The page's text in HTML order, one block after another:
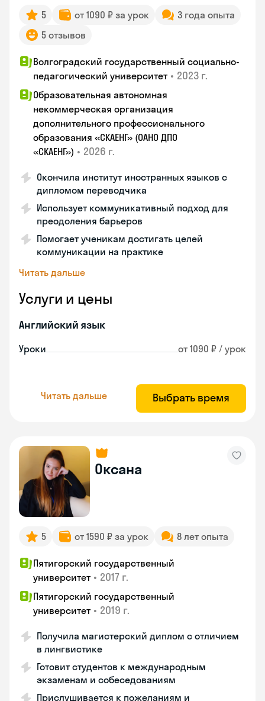
5 от 1090 ₽ за урок
3 года опыта
5 отзывов
Волгоградский государственный социально-
педагогический университет • 2023 г.
Образовательная автономная
некоммерческая организация
дополнительного профессионального
образования «СКАЕНГ» (ОАНО ДПО
«СКАЕНГ») • 2026 г.
Окончила институт иностранных языков с
дипломом переводчика
Использует коммуникативный подход для
преодоления барьеров
Помогает ученикам достигать целей
коммуникации на практике
Читать дальше
Услуги и цены
Английский язык
Уроки от 1090 ₽ / урок
Читать дальше Выбрать время
Оксана
5 от 1590 ₽ за урок 8 лет опыта
Пятигорский государственный
университет • 2017 г.
Пятигорский государственный
университет • 2019 г.
Получила магистерский диплом с отличием
в лингвистике
Готовит студентов к международным
экзаменам и собеседованиям
Прислушивается к пожеланиям и